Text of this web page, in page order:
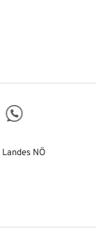
WhatsApp
NÖ